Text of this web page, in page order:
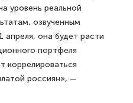
уровень реальной
озвученным
она будет расти
портфеля
коррелироваться
россиян», —